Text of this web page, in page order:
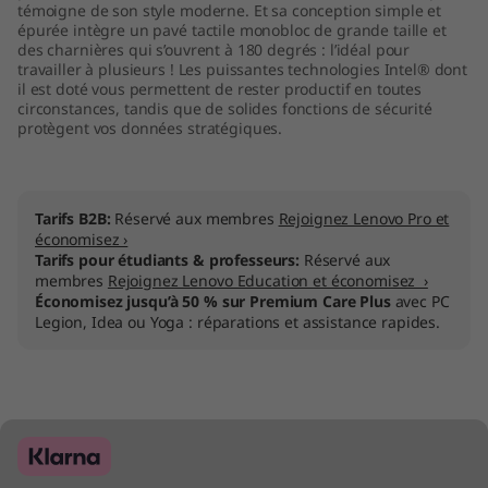
témoigne de son style moderne. Et sa conception simple et
épurée intègre un pavé tactile monobloc de grande taille et
des charnières qui s’ouvrent à 180 degrés : l’idéal pour
travailler à plusieurs ! Les puissantes technologies Intel® dont
il est doté vous permettent de rester productif en toutes
circonstances, tandis que de solides fonctions de sécurité
protègent vos données stratégiques.
Tarifs B2B: Réservé aux membres Rejoignez Lenovo Pro et
économisez ›
Tarifs pour étudiants & professeurs: Réservé aux
membres Rejoignez Lenovo Education et économisez ›
Économisez jusqu’à 50 % sur Premium Care Plusavec PC
Legion, Idea ou Yoga : réparations et assistance rapides.